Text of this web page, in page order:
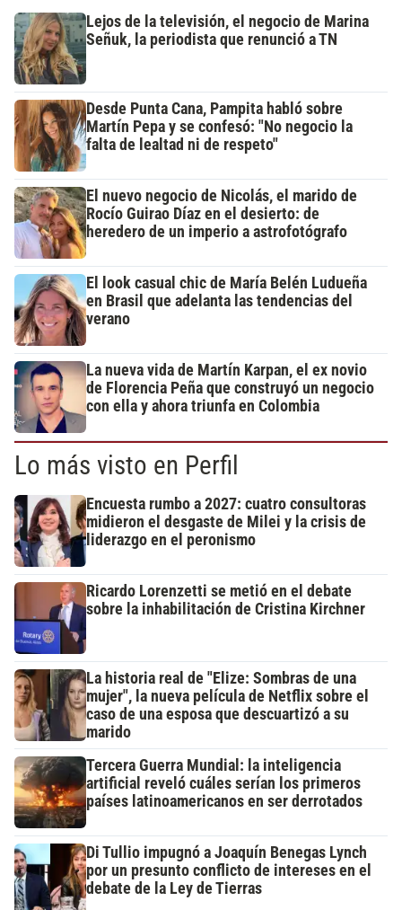
Lejos de la televisión, el negocio de Marina
Señuk, la periodista que renunció a TN
Desde Punta Cana, Pampita habló sobre
Martín Pepa y se confesó: "No negocio la
falta de lealtad ni de respeto"
El nuevo negocio de Nicolás, el marido de
Rocío Guirao Díaz en el desierto: de
heredero de un imperio a astrofotógrafo
El look casual chic de María Belén Ludueña
en Brasil que adelanta las tendencias del
verano
La nueva vida de Martín Karpan, el ex novio
de Florencia Peña que construyó un negocio
con ella y ahora triunfa en Colombia
Lo más visto en Perfil
Encuesta rumbo a 2027: cuatro consultoras
midieron el desgaste de Milei y la crisis de
liderazgo en el peronismo
Ricardo Lorenzetti se metió en el debate
sobre la inhabilitación de Cristina Kirchner
La historia real de "Elize: Sombras de una
mujer", la nueva película de Netflix sobre el
caso de una esposa que descuartizó a su
marido
Tercera Guerra Mundial: la inteligencia
artificial reveló cuáles serían los primeros
países latinoamericanos en ser derrotados
Di Tullio impugnó a Joaquín Benegas Lynch
por un presunto conflicto de intereses en el
debate de la Ley de Tierras